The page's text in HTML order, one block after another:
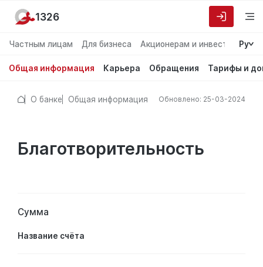
Частным лицам Для бизнеса Акционерам и инвесторам
Ру
Общая информация Карьера Обращения Тарифы и
1326
О банке Общая информация Обновлено: 25-03-2024
Благотворительность
Сумма
Название счёта